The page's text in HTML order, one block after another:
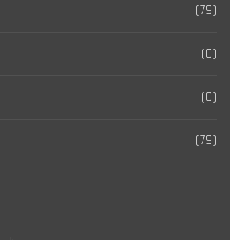
(79)
(0)
(0)
(79)